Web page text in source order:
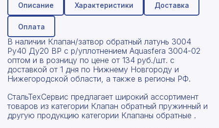
Описание Характеристики Доставка
Оплата
В наличии Клапан/затвор обратный латунь 3004
Ру40 Ду20 ВР с р/уплотнением Aquasfera 3004-02
оптом и в розницу по цене от 134 руб./шт. с
доставкой от 1 дня по Нижнему Новгороду и
Нижегородской области, а также в регионы РФ.
СтальТехСервис предлагает широкий ассортимент
товаров из категории Клапан обратный пружинный и
другую продукцию категории Клапаны обратные .